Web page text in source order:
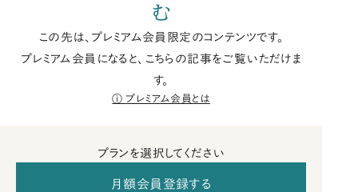
む
この先は、プレミアム会員限定のコンテンツです。
プレミアム会員になると、こちらの記事をご覧いただけま
す。
プレミアム会員とは
プランを選択してください
月額会員登録する